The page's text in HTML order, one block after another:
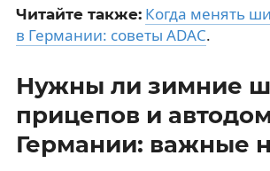
Читайте также: Когда менять
в Германии: советы ADAC.
Нужны ли зимние
прицепов и
Германии: важные